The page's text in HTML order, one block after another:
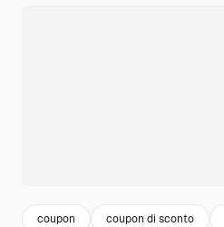
coupon coupon di sconto